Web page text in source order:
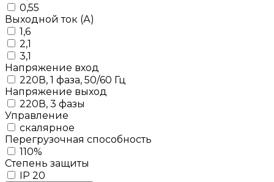
0,55
Выходной ток (А)
1,6
2,1
3,1
Напряжение вход
220В, 1 фаза, 50/60 Гц
Напряжение выход
220В, 3 фазы
Управление
скалярное
Перегрузочная способность
110%
Степень защиты
IP 20